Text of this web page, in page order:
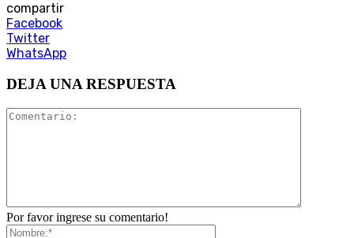
compartir
Facebook
Twitter
WhatsApp
DEJA UNA RESPUESTA
Por favor ingrese su comentario!